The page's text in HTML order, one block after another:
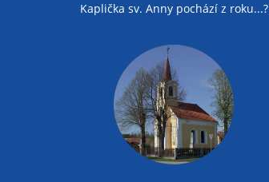
Kaplička sv. Anny pochází z roku...?